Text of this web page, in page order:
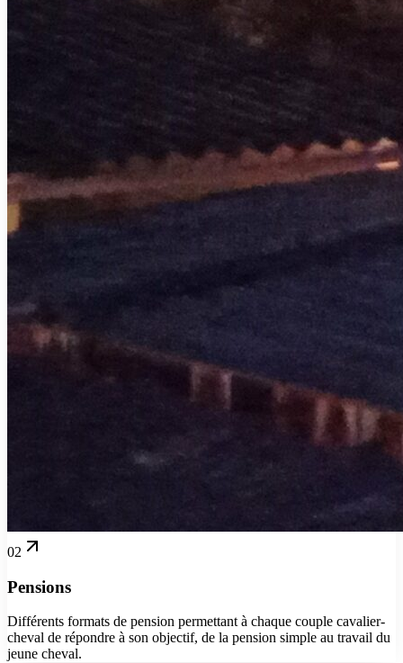
02
Pensions
Différents formats de pension permettant à chaque couple cavalier-
cheval de répondre à son objectif, de la pension simple au travail du
jeune cheval.